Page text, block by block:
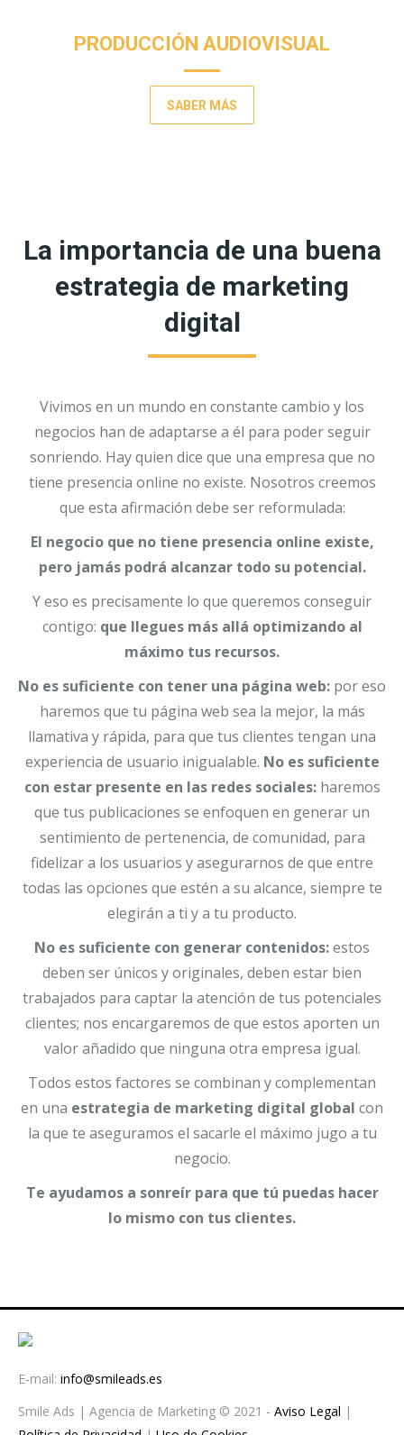
PRODUCCIÓN AUDIOVISUAL
SABER MÁS
La importancia de una buena
estrategia de marketing
digital
Vivimos en un mundo en constante cambio y los
negocios han de adaptarse a él para poder seguir
sonriendo. Hay quien dice que una empresa que no
tiene presencia online no existe. Nosotros creemos
que esta afirmación debe ser reformulada:
El negocio que no tiene presencia online existe,
pero jamás podrá alcanzar todo su potencial.
Y eso es precisamente lo que queremos conseguir
contigo: que llegues más allá optimizando al
máximo tus recursos.
No es suficiente con tener una página web: por eso
haremos que tu página web sea la mejor, la más
llamativa y rápida, para que tus clientes tengan una
experiencia de usuario inigualable. No es suficiente
con estar presente en las redes sociales:haremos
que tus publicaciones se enfoquen en generar un
sentimiento de pertenencia, de comunidad, para
fidelizar a los usuarios y asegurarnos de que entre
todas las opciones que estén a su alcance, siempre te
elegirán a ti y a tu producto.
No es suficiente con generar contenidos:estos
deben ser únicos y originales, deben estar bien
trabajados para captar la atención de tus potenciales
clientes; nos encargaremos de que estos aporten un
valor añadido que ninguna otra empresa igual.
Todos estos factores se combinan y complementan
en una estrategia de marketing digital global con
la que te aseguramos el sacarle el máximo jugo a tu
negocio.
Te ayudamos a sonreír para que tú puedas hacer
lo mismo con tus clientes.
E-mail: info@smileads.es
Smile Ads | Agencia de Marketing © 2021 - Aviso Legal |